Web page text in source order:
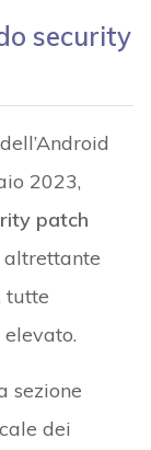
security
2023,
patch
altrettante
tutte
sezione
dei